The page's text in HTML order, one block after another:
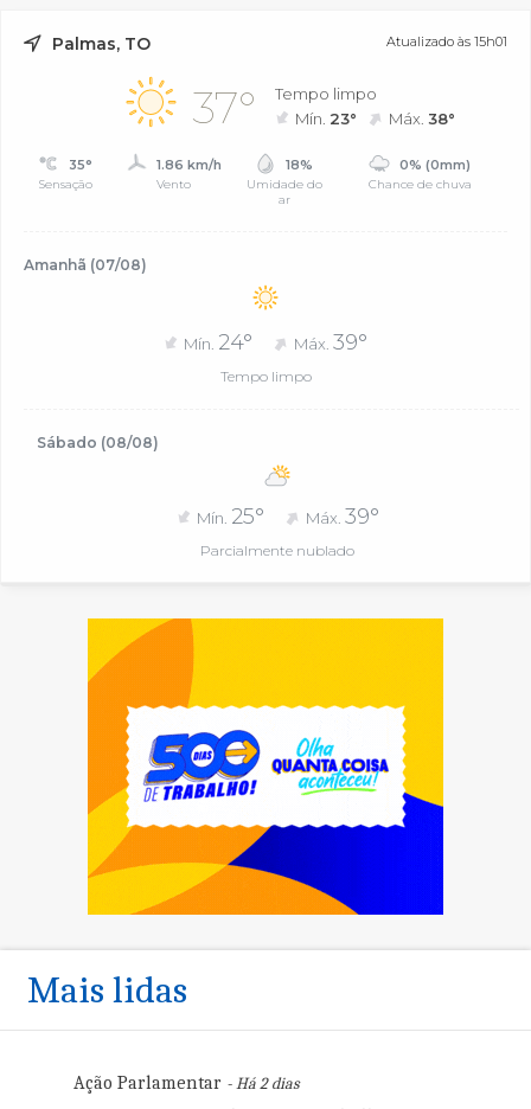
Palmas, TO Atualizado às 15h01
37°
Tempo limpo
Mín. 23° Máx.38°
35°
Sensação
1.86 km/h
Vento
18%
Umidade do
ar
0% (0mm)
Chance de chuva
Amanhã (07/08)
Mín. 24° Máx. 39°
Tempo limpo
Sábado (08/08)
Mín. 25° Máx. 39°
Parcialmente nublado
Mais lidas
Ação Parlamentar - Há 2 dias